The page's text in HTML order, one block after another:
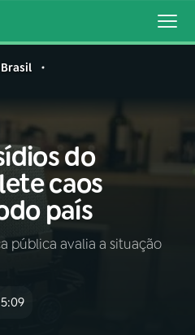
VIVO
do
caos
país
pública avalia a situação